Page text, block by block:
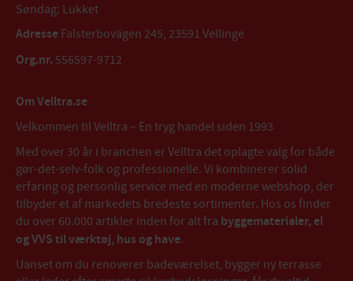
Søndag: Lukket
Adresse Falsterbovägen 245, 23591 Vellinge
Org.nr. 556597-9712
Om Velltra.se
Velkommen til Velltra – En tryg handel siden 1993
Med over 30 år i branchen er Velltra det oplagte valg for både
gør-det-selv-folk og professionelle. Vi kombinerer solid
erfaring og personlig service med en moderne webshop, der
tilbyder et af markedets bredeste sortimenter. Hos os finder
du over 60.000 artikler inden for alt fra byggematerialer, el
og VVS til værktøj, hus og have.
Uanset om du renoverer badeværelset, bygger ny terrasse